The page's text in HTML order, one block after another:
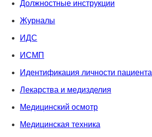
Должностные инструкции
Журналы
ИДС
ИСМП
Идентификация личности пациента
Лекарства и медизделия
Медицинский осмотр
Медицинская техника